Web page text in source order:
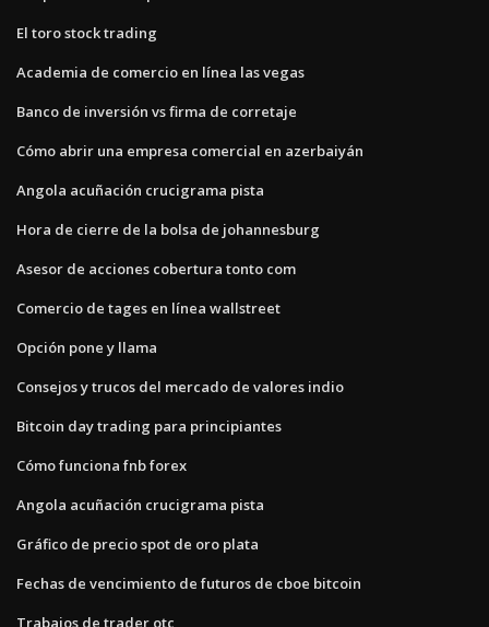
El toro stock trading
Academia de comercio en línea las vegas
Banco de inversión vs firma de corretaje
Cómo abrir una empresa comercial en azerbaiyán
Angola acuñación crucigrama pista
Hora de cierre de la bolsa de johannesburg
Asesor de acciones cobertura tonto com
Comercio de tages en línea wallstreet
Opción pone y llama
Consejos y trucos del mercado de valores indio
Bitcoin day trading para principiantes
Cómo funciona fnb forex
Angola acuñación crucigrama pista
Gráfico de precio spot de oro plata
Fechas de vencimiento de futuros de cboe bitcoin
Trabajos de trader otc